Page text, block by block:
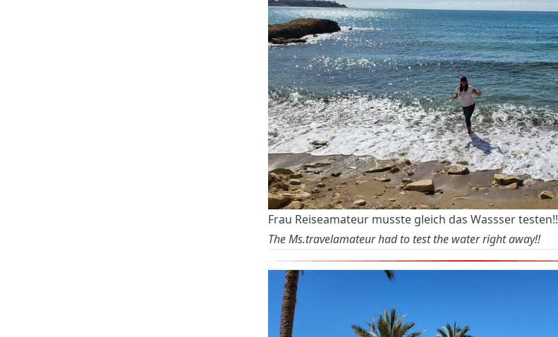
Frau Reiseamateur musste gleich das Wassser testen!!
The Ms.travelamateur had to test the water right away!!